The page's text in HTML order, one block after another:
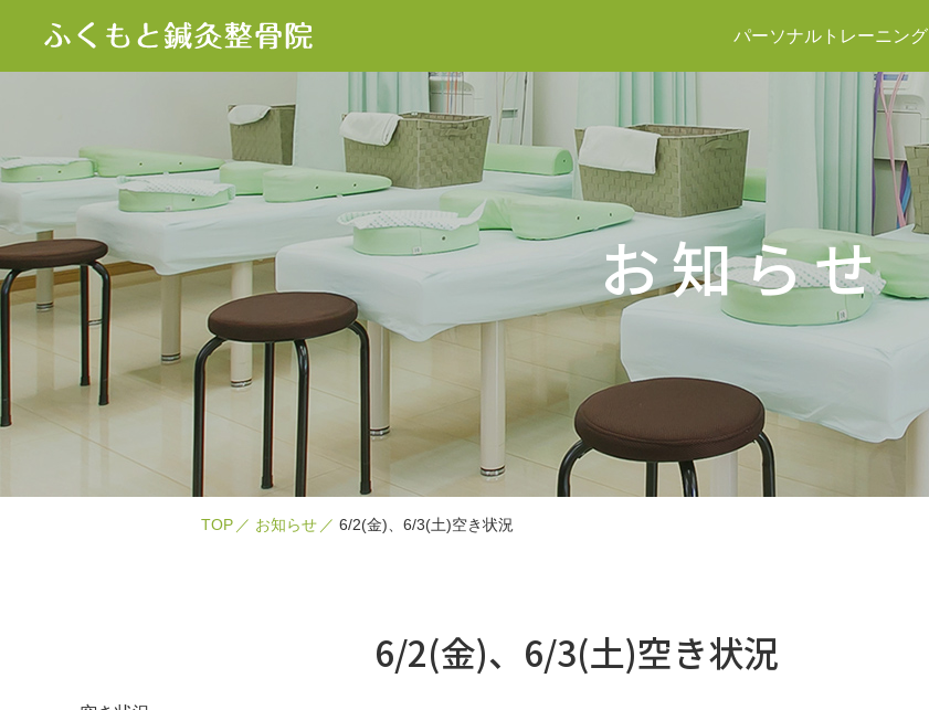
パーソナルトレーニング
お知らせ
TOP お知らせ 6/2(金)、6/3(土)空き状況
6/2(金)、6/3(土)空き状況